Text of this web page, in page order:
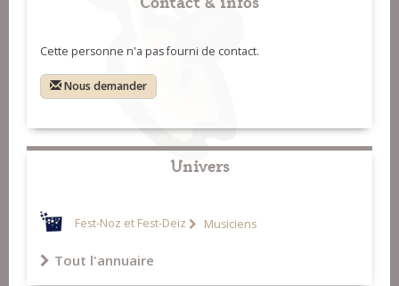
Cette personne n'a pas fourni de contact.
Nous demander
Univers
Fest-Noz et Fest-Deiz Musiciens
Tout l'annuaire